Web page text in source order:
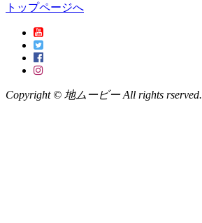
トップページへ
Copyright © 地ムービー All rights rserved.